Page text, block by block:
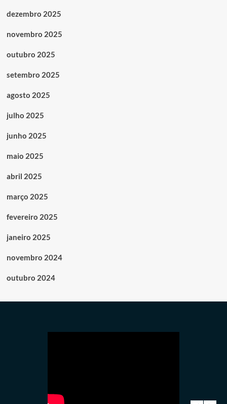
dezembro 2025
novembro 2025
outubro 2025
setembro 2025
agosto 2025
julho 2025
junho 2025
maio 2025
abril 2025
março 2025
fevereiro 2025
janeiro 2025
novembro 2024
outubro 2024